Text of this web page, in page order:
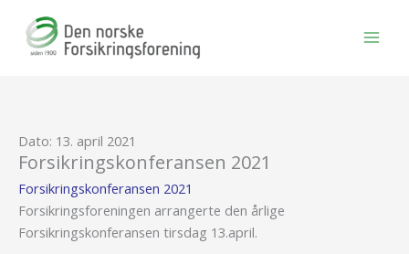
Dato: 13. april 2021
Forsikringskonferansen 2021
Forsikringskonferansen 2021
Forsikringsforeningen arrangerte den årlige
Forsikringskonferansen tirsdag 13.april.